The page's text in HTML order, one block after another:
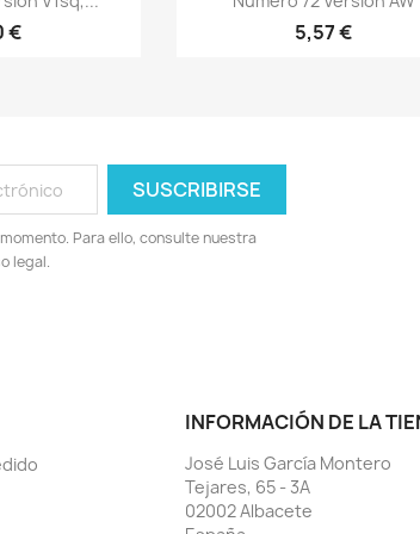
€ 5,57 €
Para ello, consulte nuestra
legal.
INFORMACIÓN DE LA
José Luis García Montero
Tejares, 65 - 3A
02002 Albacete